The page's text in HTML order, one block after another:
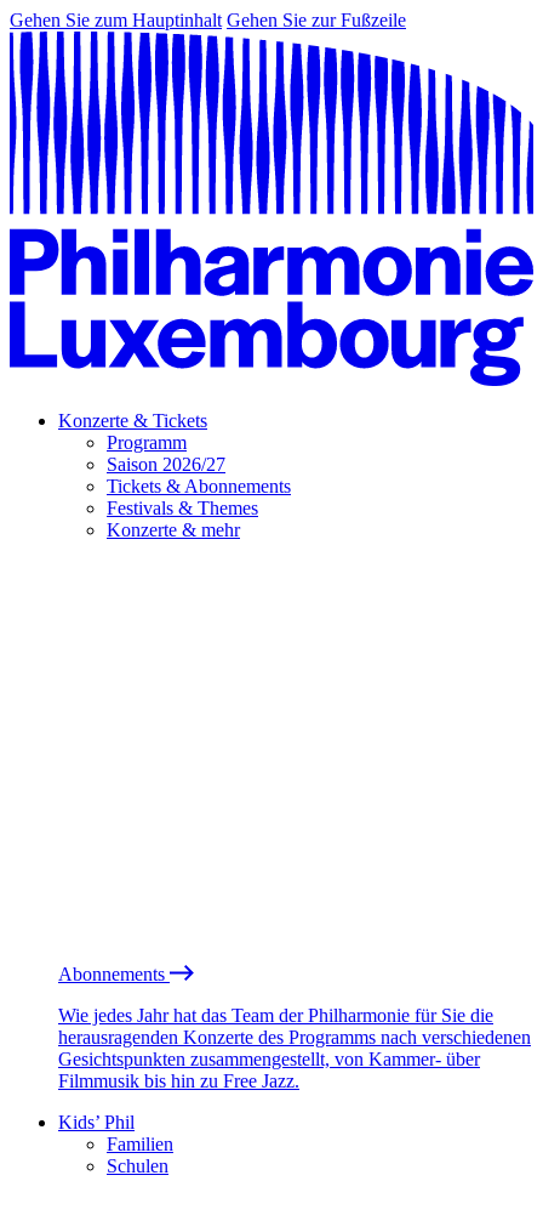
Gehen Sie zum Hauptinhalt Gehen Sie zur Fußzeile
Konzerte & Tickets
Programm
Saison 2026/27
Tickets & Abonnements
Festivals & Themes
Konzerte & mehr
Abonnements
Wie jedes Jahr hat das Team der Philharmonie für Sie die
herausragenden Konzerte des Programms nach verschiedenen
Gesichtspunkten zusammengestellt, von Kammer- über
Filmmusik bis hin zu Free Jazz.
Kids’ Phil
Familien
Schulen